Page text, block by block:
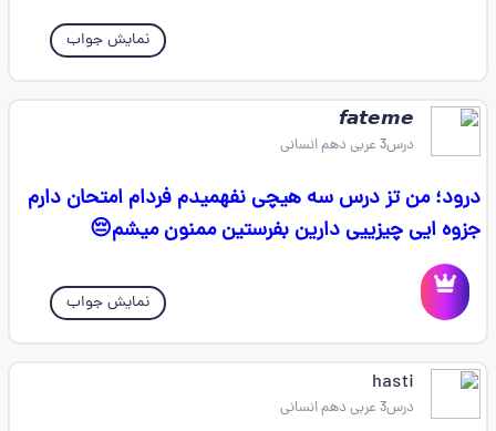
نمایش جواب
𝙛𝙖𝙩𝙚𝙢𝙚
درس3 عربی دهم انسانی
درود؛ من تز درس سه هیچی نفهمیدم فردام امتحان دارم
جزوه ایی چیزییی دارین بفرستین ممنون میشم😔
نمایش جواب
hasti
درس3 عربی دهم انسانی